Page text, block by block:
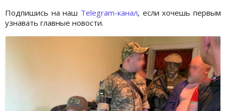
Подпишись на наш Telegram-канал, если хочешь первым
узнавать главные новости.